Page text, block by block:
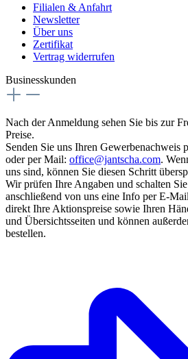
Filialen & Anfahrt
Newsletter
Über uns
Zertifikat
Vertrag widerrufen
Businesskunden
Nach der Anmeldung sehen Sie bis zur
Preise.
Senden Sie uns Ihren Gewerbenachweis
oder per Mail: office@jantscha.com.
uns sind, können Sie diesen Schritt
Wir prüfen Ihre Angaben und schalten
anschließend von uns eine Info per E-
direkt Ihre Aktionspreise sowie Ihren
und Übersichtsseiten und können
bestellen.